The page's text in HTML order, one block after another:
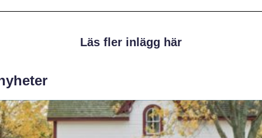
Läs fler inlägg här